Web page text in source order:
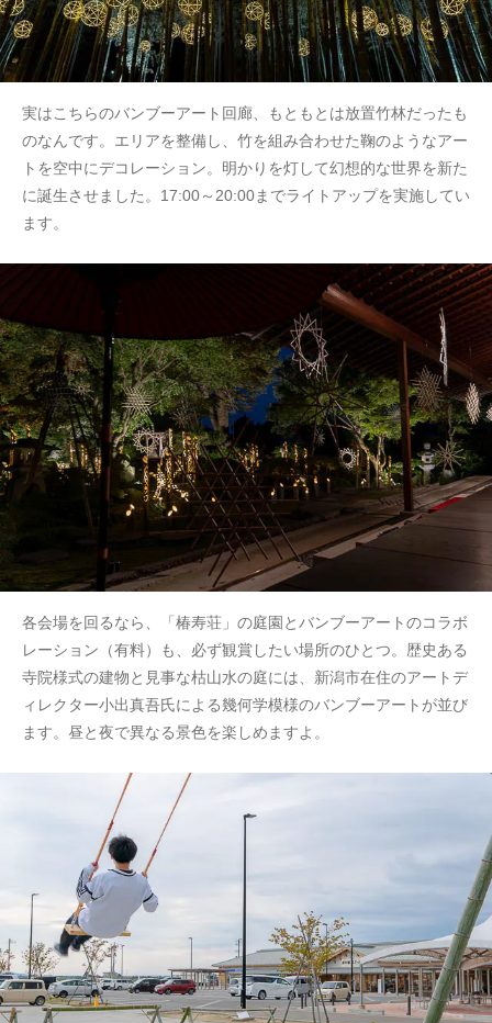
実はこちらのバンブーアート回廊、もともとは放置竹林だったも
のなんです。エリアを整備し、竹を組み合わせた鞠のようなアー
トを空中にデコレーション。明かりを灯して幻想的な世界を新た
に誕生させました。17:00～20:00までライトアップを実施してい
ます。
各会場を回るなら、「椿寿荘」の庭園とバンブーアートのコラボ
レーション（有料）も、必ず観賞したい場所のひとつ。歴史ある
寺院様式の建物と見事な枯山水の庭には、新潟市在住のアートデ
ィレクター小出真吾氏による幾何学模様のバンブーアートが並び
ます。昼と夜で異なる景色を楽しめますよ。